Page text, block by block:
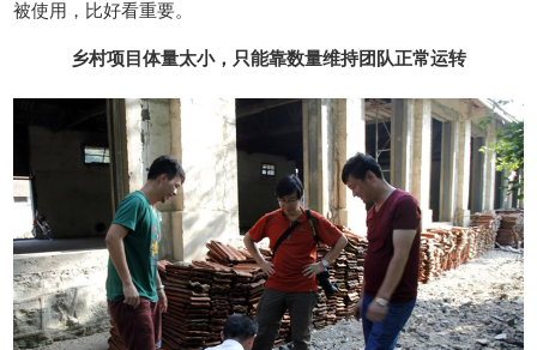
被使用，比好看重要。
乡村项目体量太小，只能靠数量维持团队正常运转